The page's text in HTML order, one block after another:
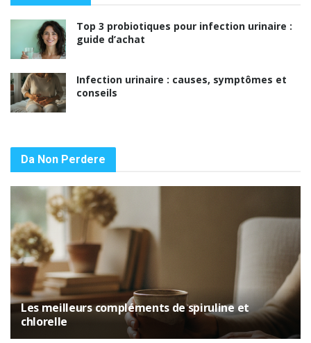
Top 3 probiotiques pour infection urinaire :
guide d’achat
Infection urinaire : causes, symptômes et
conseils
Da Non Perdere
Les meilleurs compléments de spiruline et
chlorelle